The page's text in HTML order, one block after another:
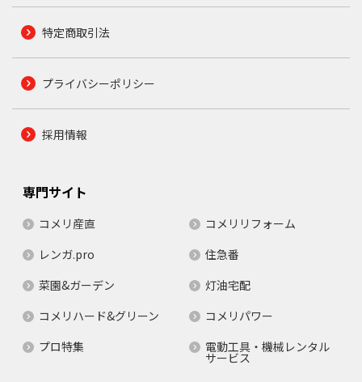
特定商取引法
プライバシーポリシー
採用情報
専門サイト
コメリ産直
コメリリフォーム
レンガ.pro
住急番
菜園&ガーデン
灯油宅配
コメリハード&グリーン
コメリパワー
プロ特集
電動工具・機械レンタル
サービス